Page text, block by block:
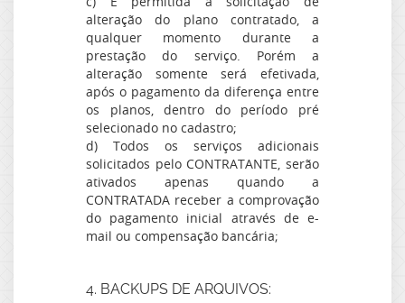
alteração do plano contratado, a
qualquer momento durante a
prestação do serviço. Porém a
alteração somente será efetivada,
após o pagamento da diferença entre
os planos, dentro do período pré
selecionado no cadastro;
d) Todos os serviços adicionais
solicitados pelo CONTRATANTE, serão
ativados apenas quando a
CONTRATADA receber a comprovação
do pagamento inicial através de e-
mail ou compensação bancária;
4. BACKUPS DE ARQUIVOS: